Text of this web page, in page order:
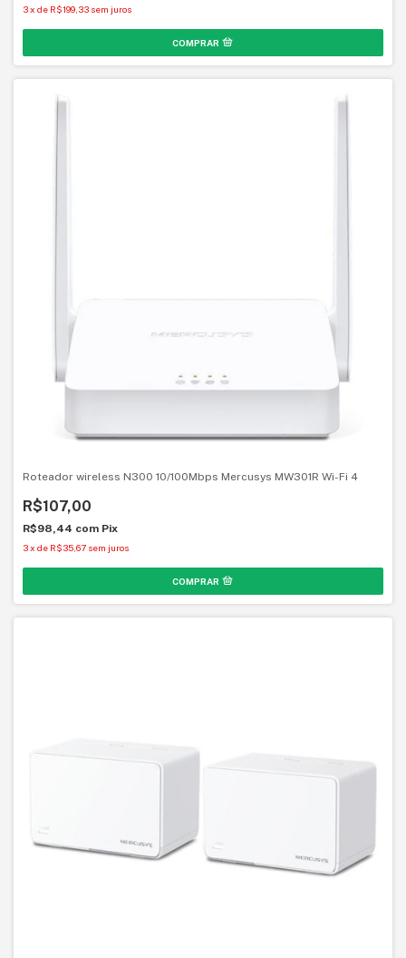
3x de R$199,33 sem juros
Roteador wireless N300 10/100Mbps Mercusys MW301R Wi-Fi 4
R$107,00
R$98,44 com Pix
3x de R$35,67 sem juros